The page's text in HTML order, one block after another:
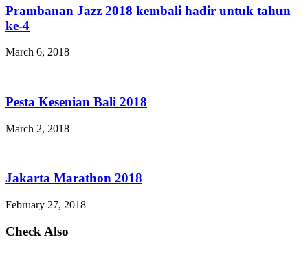
Prambanan Jazz 2018 kembali hadir untuk tahun
ke-4
March 6, 2018
Pesta Kesenian Bali 2018
March 2, 2018
Jakarta Marathon 2018
February 27, 2018
Check Also